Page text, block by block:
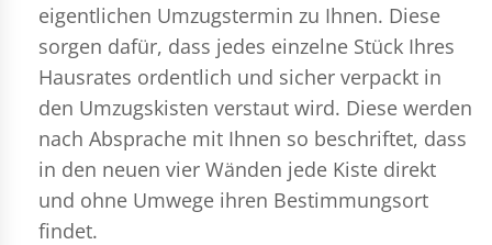
eigentlichen Umzugstermin zu Ihnen. Diese
sorgen dafür, dass jedes einzelne Stück Ihres
Hausrates ordentlich und sicher verpackt in
den Umzugskisten verstaut wird. Diese werden
nach Absprache mit Ihnen so beschriftet, dass
in den neuen vier Wänden jede Kiste direkt
und ohne Umwege ihren Bestimmungsort
findet.